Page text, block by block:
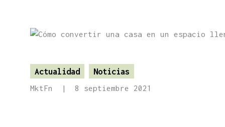
Actualidad
Noticias
MktFn
8 septiembre 2021